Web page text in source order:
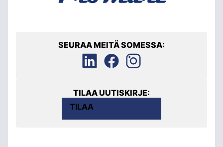
SEURAA MEITÄ SOMESSA:
TILAA UUTISKIRJE:
TILAA